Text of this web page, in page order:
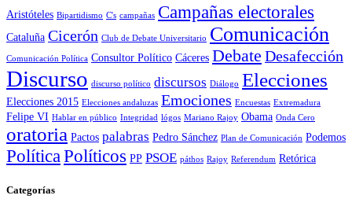
Aristóteles Bipartidismo C's campañas Campañas electorales
Cataluña Cicerón Club de Debate Universitario Comunicación
Comunicación Política Consultor Político Cáceres Debate Desafección
Discurso discurso político discursos Diálogo Elecciones
Elecciones 2015 Elecciones andaluzas Emociones Encuestas Extremadura
Felipe VI Hablar en público Integridad lógos Mariano Rajoy Obama Onda Cero
oratoria Pactos palabras Pedro Sánchez Plan de Comunicación Podemos
PolíticaPolíticos PP PSOE páthos Rajoy Referendum Retórica
Categorías